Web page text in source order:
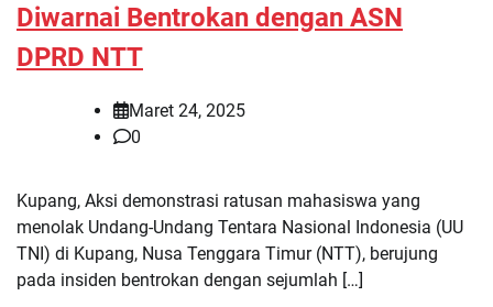
Diwarnai Bentrokan dengan ASN
DPRD NTT
Maret 24, 2025
0
Kupang, Aksi demonstrasi ratusan mahasiswa yang
menolak Undang-Undang Tentara Nasional Indonesia (UU
TNI) di Kupang, Nusa Tenggara Timur (NTT), berujung
pada insiden bentrokan dengan sejumlah […]